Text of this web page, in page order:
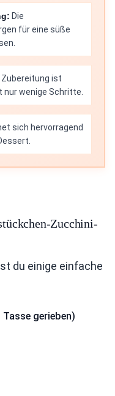
Die
für eine süße
Zubereitung ist
wenige Schritte.
sich hervorragend
Zucchini-
du einige einfache
gerieben)